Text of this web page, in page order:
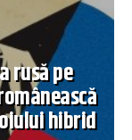
rusă pe
hibrid